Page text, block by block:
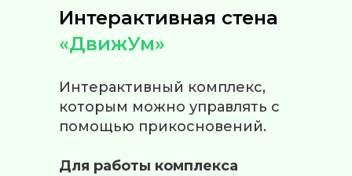
Интерактивный комплекс,
которым можно управлять с
помощью прикосновений.
Для работы комплекса
Интерактивная стена
«ДвижУм»